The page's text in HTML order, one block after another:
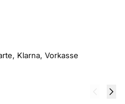
Klarna, Vorkasse